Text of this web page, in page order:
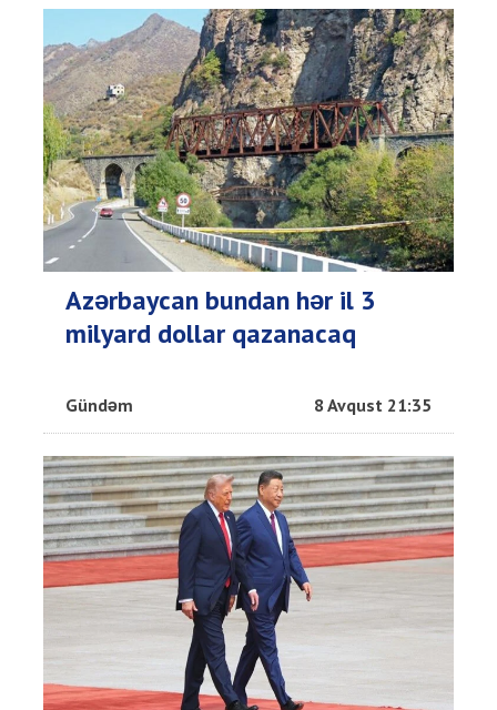
Azərbaycan bundan hər il 3
milyard dollar qazanacaq
Gündəm 8 Avqust 21:35